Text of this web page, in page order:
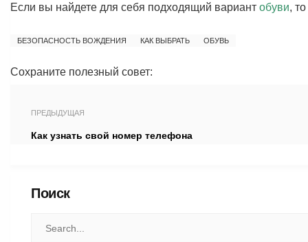
Если вы найдете для себя подходящий вариант обуви,
БЕЗОПАСНОСТЬ ВОЖДЕНИЯ КАК ВЫБРАТЬ ОБУВЬ
Сохраните полезный совет:
ПРЕДЫДУЩАЯ
Как узнать свой номер телефона
Поиск